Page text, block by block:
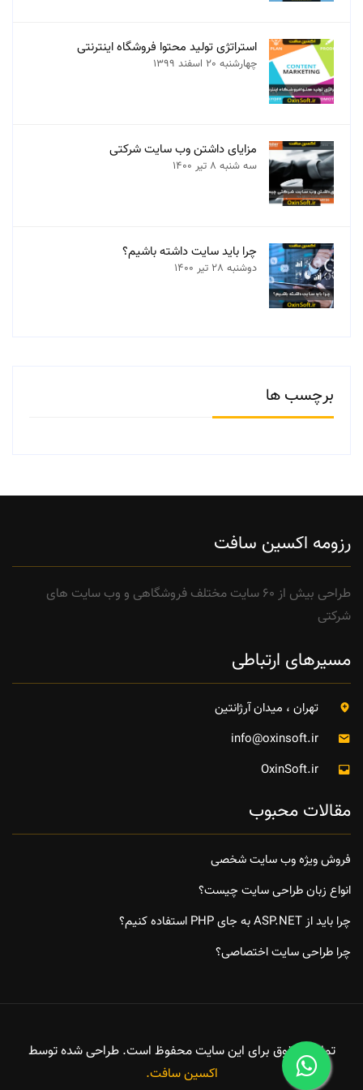
استراتژی تولید محتوا فروشگاه اینترنتی
چهارشنبه 20 اسفند 1399
مزایای داشتن وب سایت شرکتی
سه شنبه 8 تیر 1400
چرا باید سایت داشته باشیم؟
دوشنبه 28 تیر 1400
برچسب ها
رزومه اکسین سافت
طراحی بیش از 60 سایت مختلف فروشگاهی و وب سایت های
شرکتی
مسیرهای ارتباطی
تهران ، میدان آرژانتین
info@oxinsoft.ir
OxinSoft.ir
مقالات محبوب
فروش ویژه وب سایت شخصی
انواع زبان طراحی سایت چیست؟
چرا باید از ASP.NET به جای PHP استفاده کنیم؟
چرا طراحی سایت اختصاصی؟
تمامی حقوق برای این سایت محفوظ است. طراحی شده توسط
اکسین سافت.